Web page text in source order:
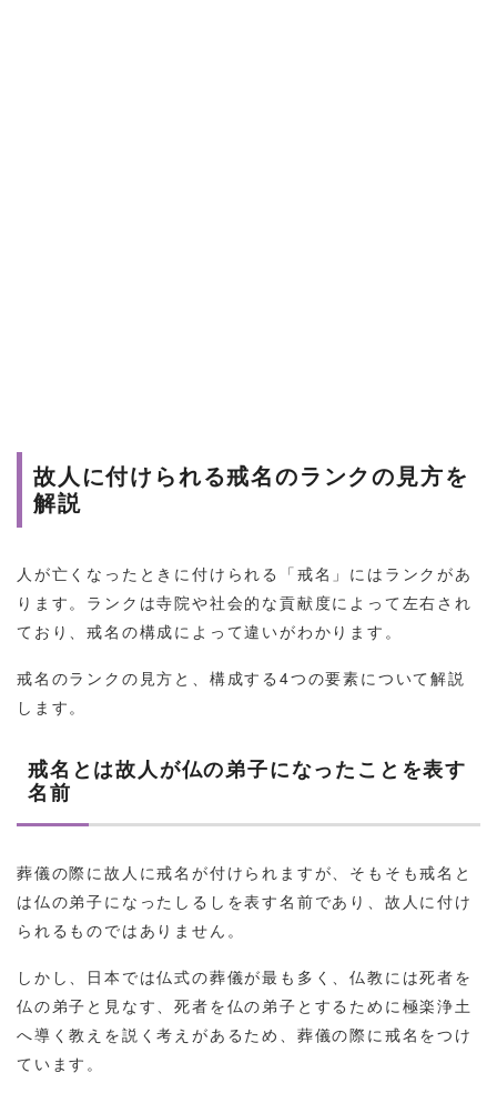
故人に付けられる戒名のランクの見方を
解説
人が亡くなったときに付けられる「戒名」にはランクがあ
ります。ランクは寺院や社会的な貢献度によって左右され
ており、戒名の構成によって違いがわかります。
戒名のランクの見方と、構成する4つの要素について解説
します。
戒名とは故人が仏の弟子になったことを表す
名前
葬儀の際に故人に戒名が付けられますが、そもそも戒名と
は仏の弟子になったしるしを表す名前であり、故人に付け
られるものではありません。
しかし、日本では仏式の葬儀が最も多く、仏教には死者を
仏の弟子と見なす、死者を仏の弟子とするために極楽浄土
へ導く教えを説く考えがあるため、葬儀の際に戒名をつけ
ています。